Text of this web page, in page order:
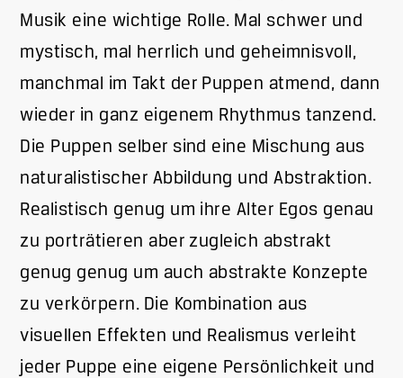
Musik eine wichtige Rolle. Mal schwer und
mystisch, mal herrlich und geheimnisvoll,
manchmal im Takt der Puppen atmend, dann
wieder in ganz eigenem Rhythmus tanzend.
Die Puppen selber sind eine Mischung aus
naturalistischer Abbildung und Abstraktion.
Realistisch genug um ihre Alter Egos genau
zu porträtieren aber zugleich abstrakt
genug genug um auch abstrakte Konzepte
zu verkörpern. Die Kombination aus
visuellen Effekten und Realismus verleiht
jeder Puppe eine eigene Persönlichkeit und